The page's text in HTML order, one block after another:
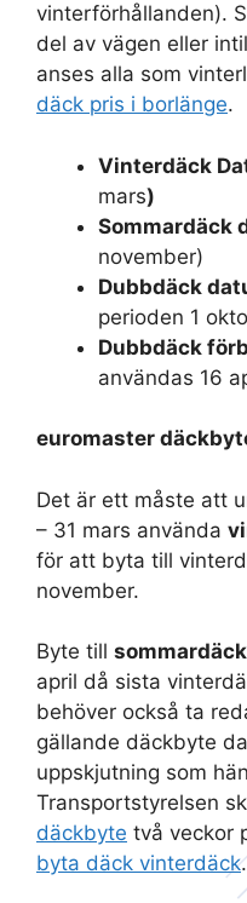
vinterförhållanden).
del av vägen eller
anses alla som
däck pris i borlänge.
Vinterdäck
mars)
Sommardäck
november)
Dubbdäck
perioden 1
Dubbdäck
användas 16
euromaster
Det är ett måste att
– 31 mars använda
för att byta till
november.
Byte till sommardäck
april då sista
behöver också ta
gällande däckbyte
uppskjutning som
Transportstyrelsen
däckbyte två veckor
byta däck vinterdäck.